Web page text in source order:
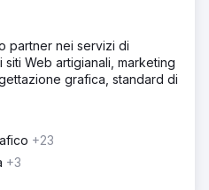
partner nei servizi di
Web artigianali, marketing
grafica, standard di
+23
+3